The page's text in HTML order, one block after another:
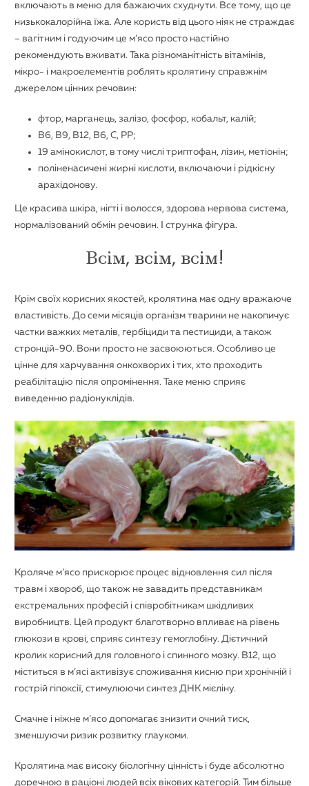
включають в меню для бажаючих схуднути. Все тому, що це
низькокалорійна їжа. Але користь від цього ніяк не страждає
– вагітним і годуючим це м’ясо просто настійно
рекомендують вживати. Така різноманітність вітамінів,
мікро- і макроелементів роблять кролятину справжнім
джерелом цінних речовин:
фтор, марганець, залізо, фосфор, кобальт, калій;
B6, B9, B12, B6, C, PP;
19 амінокислот, в тому числі триптофан, лізин, метіонін;
поліненасичені жирні кислоти, включаючи і рідкісну
арахідонову.
Це красива шкіра, нігті і волосся, здорова нервова система,
нормалізований обмін речовин. І струнка фігура.
Всім, всім, всім!
Крім своїх корисних якостей, кролятина має одну вражаюче
властивість. До семи місяців організм тварини не накопичує
частки важких металів, гербіциди та пестициди, а також
стронцій-90. Вони просто не засвоюються. Особливо це
цінне для харчування онкохворих і тих, хто проходить
реабілітацію після опромінення. Таке меню сприяє
виведенню радіонуклідів.
Кроляче м’ясо прискорює процес відновлення сил після
травм і хвороб, що також не завадить представникам
екстремальних професій і співробітникам шкідливих
виробництв. Цей продукт благотворно впливає на рівень
глюкози в крові, сприяє синтезу гемоглобіну. Дієтичний
кролик корисний для головного і спинного мозку. B12, що
міститься в м’ясі активізує споживання кисню при хронічній і
гострій гіпоксії, стимулюючи синтез ДНК мієліну.
Смачне і ніжне м’ясо допомагає знизити очний тиск,
зменшуючи ризик розвитку глаукоми.
Кролятина має високу біологічну цінність і буде абсолютно
доречною в раціоні людей всіх вікових категорій. Тим більше